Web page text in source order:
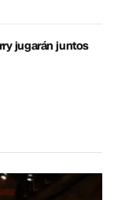
jugarán juntos